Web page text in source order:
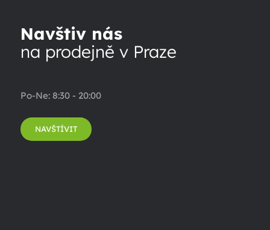
Navštiv nás
na prodejně v Praze
Po-Ne: 8:30 - 20:00
NAVŠTÍVIT